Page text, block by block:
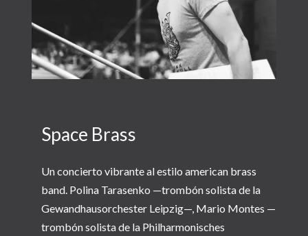
Space Brass
Un concierto vibrante al estilo american brass
band. Polina Tarasenko —trombón solista de la
Gewandhausorchester Leipzig—, Mario Montes —
trombón solista de la Philharmonisches